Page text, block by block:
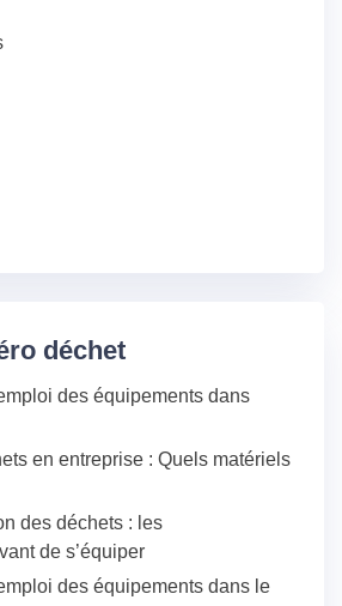
déchet
des équipements dans
en entreprise : Quels matériels
des déchets : les
de s’équiper
des équipements dans le